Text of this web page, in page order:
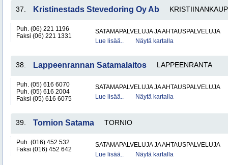
37. Kristinestads Stevedoring Oy Ab
Puh. (06) 221 1196
Faksi (06) 221 1331
SATAMAPALVELUJA JA AHTAUSPALVELUJA
Lue lisää..
Näytä kartalla
38. Lappeenrannan Satamalaitos LAPPEENRANTA
Puh. (05) 616 6070
Puh. (05) 616 2004
Faksi (05) 616 6075
SATAMAPALVELUJA JA AHTAUSPALVELUJA
Lue lisää..
Näytä kartalla
39. Tornion Satama TORNIO
Puh. (016) 452 532
Faksi (016) 452 642
SATAMAPALVELUJA JA AHTAUSPALVELUJA
Lue lisää..
Näytä kartalla